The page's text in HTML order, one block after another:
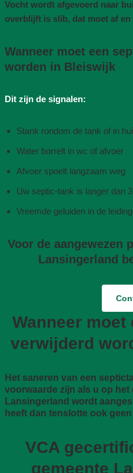
Vocht wordt afgevoerd naar
overblijft is slib, dat moet af
Wanneer moet een
worden in Bleiswijk
Dit zijn de signalen:
Stank rondom de tank of in
Water borrelt in wc of afvoer
Afvoer spoelt langzaam weg
Uw septic-tank is langer dan
Vreemde geluiden in de
Voor de aangewezen
Lansingerland
Wanneer
verwijderd
Het saneren van een
voorwaarde zijn als u op het
Lansingerland wordt
heeft dan tenslotte ook
VCA
gemeente